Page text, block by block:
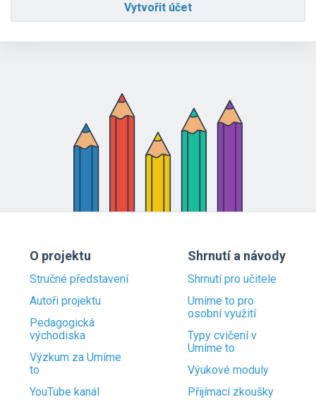
Vytvořit účet
O projektu
Stručné představení
Autoři projektu
Pedagogická
východiska
Výzkum za Umíme
to
YouTube kanál
Shrnutí a návody
Shrnutí pro učitele
Umíme to pro
osobní využití
Typy cvičení v
Umíme to
Výukové moduly
Přijímací zkoušky